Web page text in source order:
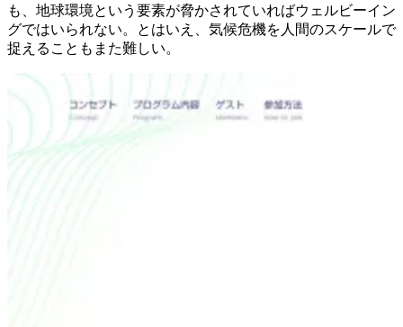
も、地球環境という要素が脅かされていればウェルビーイン
グではいられない。とはいえ、気候危機を人間のスケールで
捉えることもまた難しい。